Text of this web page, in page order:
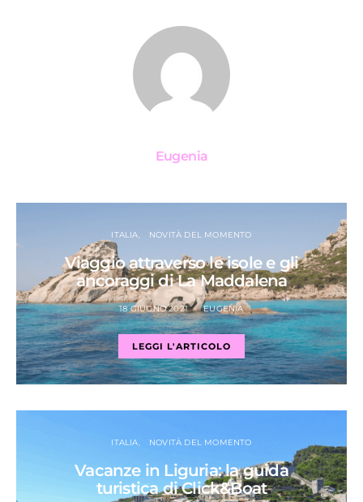
Eugenia
ITALIA NOVITÀ DEL MOMENTO
Viaggio attraverso le isole e gli
ancoraggi di La Maddalena
18 GIUGNO 2021 EUGENIA
LEGGI L'ARTICOLO
ITALIA NOVITÀ DEL MOMENTO
Vacanze in Liguria: la guida
turistica di Click&Boat